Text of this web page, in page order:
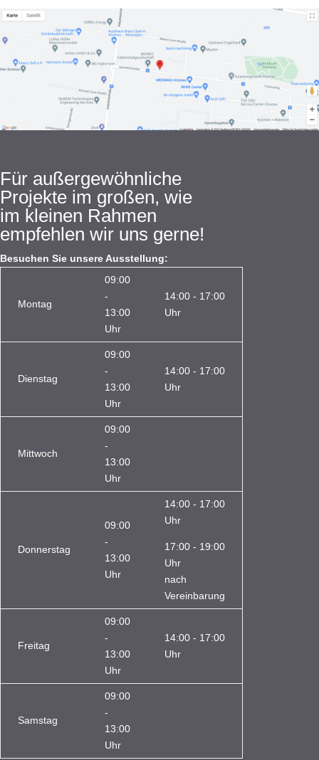
Für außergewöhnliche
Projekte im großen, wie
im kleinen Rahmen
empfehlen wir uns gerne!
Besuchen Sie unsere Ausstellung:
Montag
09:00
-
13:00
Uhr
14:00 - 17:00
Uhr
Dienstag
09:00
-
13:00
Uhr
14:00 - 17:00
Uhr
Mittwoch
09:00
-
13:00
Uhr
Donnerstag
09:00
-
13:00
Uhr
14:00 - 17:00
Uhr
17:00 - 19:00
Uhr
nach
Vereinbarung
Freitag
09:00
-
13:00
Uhr
14:00 - 17:00
Uhr
Samstag
09:00
-
13:00
Uhr